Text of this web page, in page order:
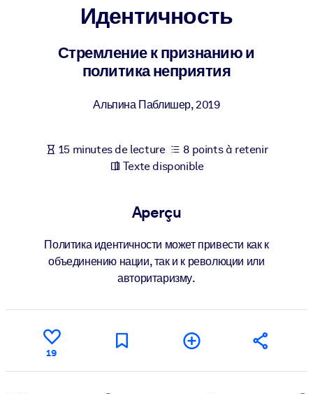
PAR SYSTÈME
Pour LMS/LXP
LMS/LXP pour de meilleurs résultats d'apprentissage.
Enrichissez votre bibliothèque d'entreprise avec des
commerciales fiables et prêtes à l'emploi.
Alimentez vos systèmes d'IA avec des connaissances fiables et
Идентичность
Стремление к признанию и
политика неприятия
Альпина Паблишер,2019
15 minutes de lecture
8 points à retenir
Texte disponible
Aperçu
Политика идентичности может привести как к
объединению нации, так и к революции или
авторитаризму.
19